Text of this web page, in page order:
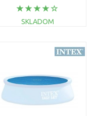
SKLADOM